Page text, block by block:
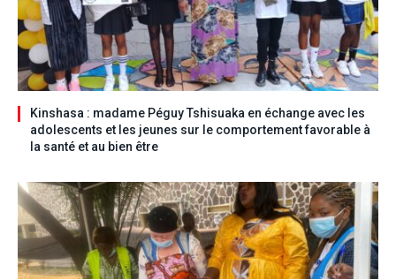
Kinshasa : madame Péguy Tshisuaka en échange avec les
adolescents et les jeunes sur le comportement favorable à
la santé et au bien être